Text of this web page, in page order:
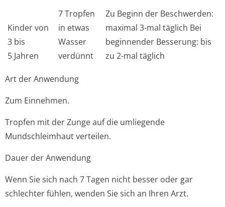
Kinder von
3 bis
5 Jahren
7 Tropfen
in etwas
Wasser
verdünnt
Zu Beginn der Beschwerden:
maximal 3-mal täglich Bei
beginnender Besserung: bis
zu 2-mal täglich
Art der Anwendung
Zum Einnehmen.
Tropfen mit der Zunge auf die umliegende
Mundschleimhaut verteilen.
Dauer der Anwendung
Wenn Sie sich nach 7 Tagen nicht besser oder gar
schlechter fühlen, wenden Sie sich an Ihren Arzt.